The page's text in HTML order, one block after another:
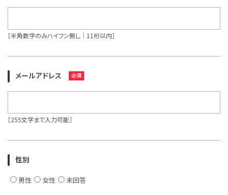
［半角数字のみハイフン無し｜11桁以内］
メールアドレス
［255文字まで入力可能］
性別
男性 女性 未回答